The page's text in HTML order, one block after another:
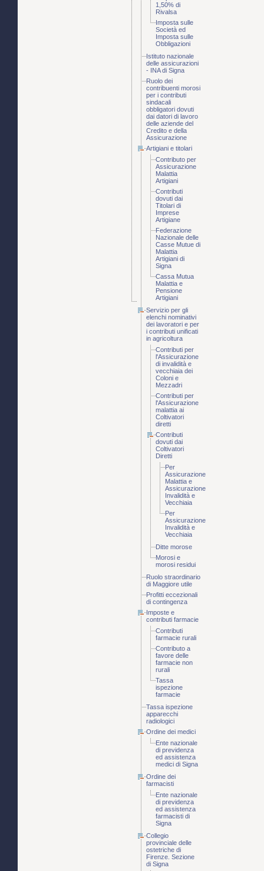
1,50% di
Rivalsa
Imposta sulle
Società ed
Imposta sulle
Obbligazioni
Istituto nazionale
delle assicurazioni
- INA di Signa
Ruolo dei
contribuenti morosi
per i contributi
sindacali
obbligatori dovuti
dai datori di lavoro
delle aziende del
Credito e della
Assicurazione
Artigiani e titolari
Contributo per
Assicurazione
Malattia
Artigiani
Contributi
dovuti dai
Titolari di
Imprese
Artigiane
Federazione
Nazionale delle
Casse Mutue di
Malattia
Artigiani di
Signa
Cassa Mutua
Malattia e
Pensione
Artigiani
Servizio per gli
elenchi nominativi
dei lavoratori e per
i contributi unificati
in agricoltura
Contributi per
l'Assicurazione
di invalidità e
vecchiaia dei
Coloni e
Mezzadri
Contributi per
l'Assicurazione
malattia ai
Coltivatori
diretti
Contributi
dovuti dai
Coltivatori
Diretti
Per
Assicurazione
Malattia e
Assicurazione
Invalidità e
Vecchiaia
Per
Assicurazione
Invalidità e
Vecchiaia
Ditte morose
Morosi e
morosi residui
Ruolo straordinario
di Maggiore utile
Profitti eccezionali
di contingenza
Imposte e
contributi farmacie
Contributi
farmacie rurali
Contributo a
favore delle
farmacie non
rurali
Tassa
ispezione
farmacie
Tassa ispezione
apparecchi
radiologici
Ordine dei medici
Ente nazionale
di previdenza
ed assistenza
medici di Signa
Ordine dei
farmacisti
Ente nazionale
di previdenza
ed assistenza
farmacisti di
Signa
Collegio
provinciale delle
ostetriche di
Firenze. Sezione
di Signa